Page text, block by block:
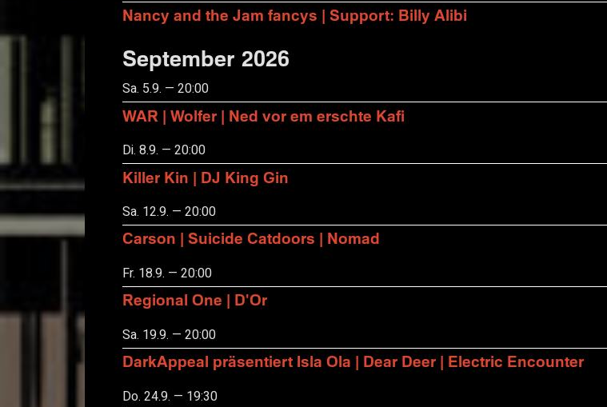
Nancy and the Jam fancys | Support: Billy Alibi
September 2026
Sa. 5.9. — 20:00
WAR | Wolfer | Ned vor em erschte Kafi
Di. 8.9. — 20:00
Killer Kin | DJ King Gin
Sa. 12.9. — 20:00
Carson | Suicide Catdoors | Nomad
Fr. 18.9. — 20:00
Regional One | D'Or
Sa. 19.9. — 20:00
DarkAppeal präsentiert Isla Ola | Dear Deer | Electric Encounter
Do. 24.9. — 19:30